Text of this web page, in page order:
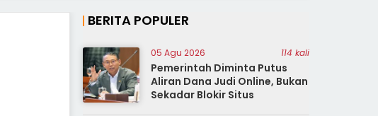
BERITA POPULER
05 Agu 2026 114 kali
Pemerintah Diminta Putus
Aliran Dana Judi Online, Bukan
Sekadar Blokir Situs